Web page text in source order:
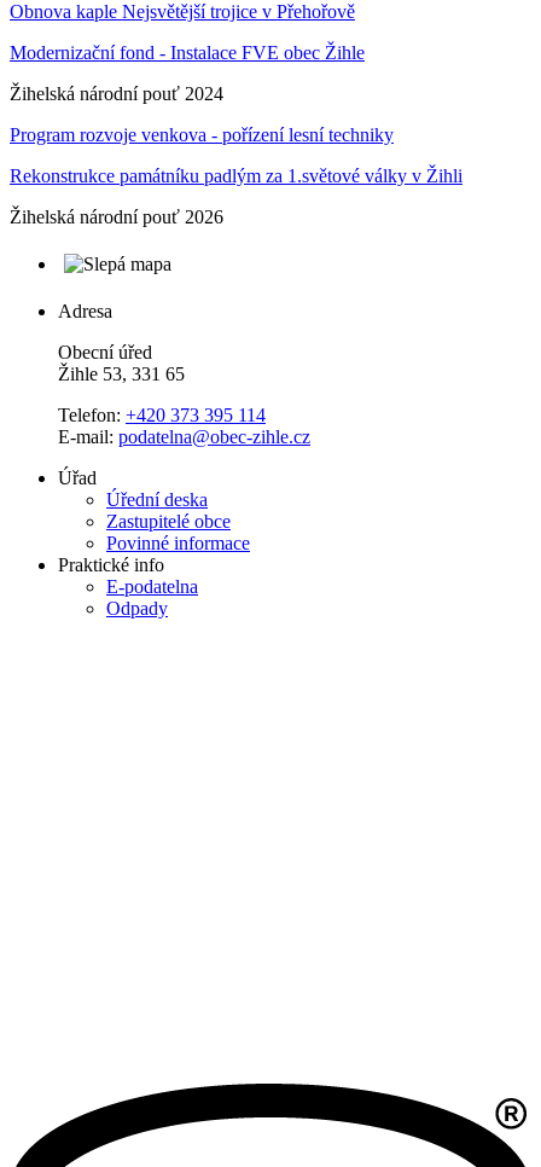
Obnova kaple Nejsvětější trojice v Přehořově
Modernizační fond - Instalace FVE obec Žihle
Žihelská národní pouť 2024
Program rozvoje venkova - pořízení lesní techniky
Rekonstrukce památníku padlým za 1.světové války v Žihli
Žihelská národní pouť 2026
Adresa
Obecní úřed
Žihle 53, 331 65
Telefon: +420 373 395 114
E-mail: podatelna@obec-zihle.cz
Úřad
Úřední deska
Zastupitelé obce
Povinné informace
Praktické info
E-podatelna
Odpady